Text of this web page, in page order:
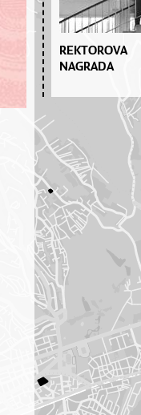
REKTOROVA
NAGRADA